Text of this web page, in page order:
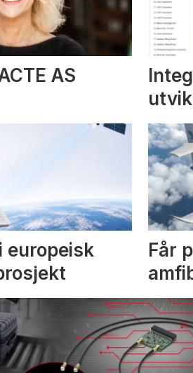
AS
europeisk
Får